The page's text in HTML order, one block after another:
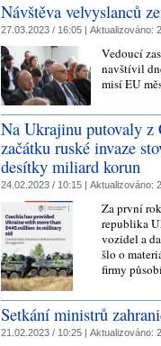
Návštěva velvyslanců
27.03.2023 / 16:05 | Aktualizováno:
Vedoucí
navštívil
misí EU
Na Ukrajinu putovaly z
začátku ruské invaze
desítky miliard korun
24.02.2023 / 10:15 | Aktualizováno:
Za první
republika
vozidel a
šlo o
firmy
Setkání ministrů
21.02.2023 / 10:25 | Aktualizováno: